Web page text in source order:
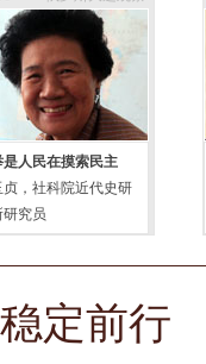
是人民在摸索民主
贞，社科院近代史研
研究员
定前行